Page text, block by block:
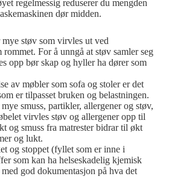
regelmessig reduserer du mengden
dør midden.
støv som virvles ut ved
For å unngå at støv samler seg
opp bør skap og hyller ha dører som
av møbler som sofa og stoler er det
er tilpasset bruken og belastningen.
smuss, partikler, allergener og støv,
virvles støv og allergener opp til
og smuss fra matrester bidrar til økt
og lukt.
og stoppet (fyllet som er inne i
som kan ha helseskadelig kjemisk
god dokumentasjon på hva det